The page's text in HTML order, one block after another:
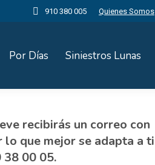
910 380 005 Quienes Somos
Por Días Siniestros Lunas